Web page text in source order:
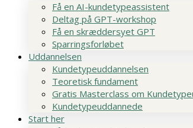
Få en AI-kundetypeassistent
Deltag på GPT-workshop
Få en skræddersyet GPT
Sparringsforløbet
Uddannelsen
Kundetypeuddannelsen
Teoretisk fundament
Gratis Masterclass om
Kundetypeuddannede
Start her